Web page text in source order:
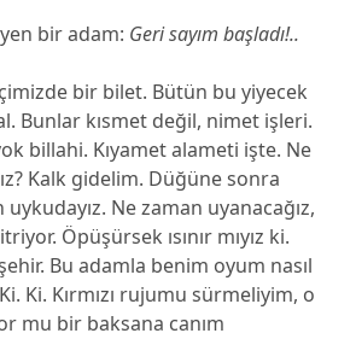
bir adam: Geri sayım başladı!..
bir bilet. Bütün bu yiyecek
Bunlar kısmet değil, nimet işleri.
billahi. Kıyamet alameti işte. Ne
Kalk gidelim. Düğüne sonra
Ne zaman uyanacağız,
Öpüşürsek ısınır mıyız ki.
Bu adamla benim oyum nasıl
Ki. Kırmızı rujumu sürmeliyim, o
mu bir baksana canım